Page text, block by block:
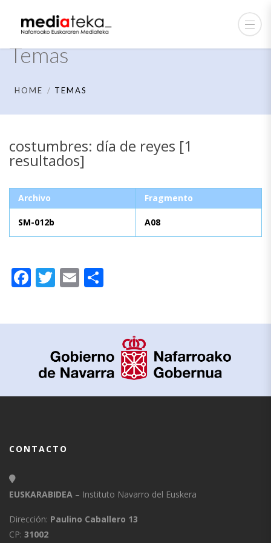
Temas
HOME TEMAS
costumbres: día de reyes [1
resultados]
Archivo Fragmento
SM-012b A08
Facebook
Twitter
Email
CONTACTO
EUSKARABIDEA – Instituto Navarro del Euskera
Dirección: Paulino Caballero 13
CP: 31002